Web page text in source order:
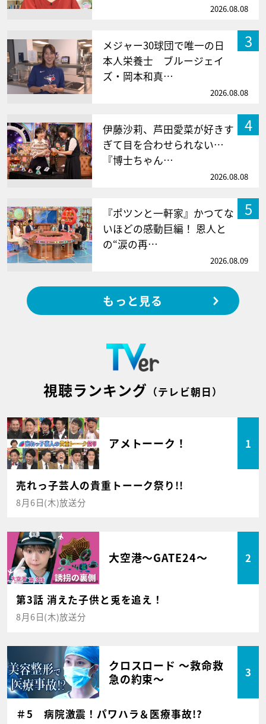
2026.08.08
3
メジャー30球団で唯一の日
本人栄養士 ブルージェイ
ズ・岡本和真…
2026.08.08
4
伊藤沙莉、芦田愛菜が好きす
ぎて目を合わせられない…
『博士ちゃん…
2026.08.08
5
『ポツンと一軒家』かつてな
いほどの感動巨編！ 恩人と
の“涙の再…
2026.08.09
もっと見る
視聴ランキング （テレビ朝日）
アメトーーク！ 1
売れっ子芸人の貴重トーーク祭り!!
8月6日(木)放送分
大空港～GATE24～ 2
第3話 消えた子供と兎を追え！
8月6日(木)放送分
クロスロード ～救命救
急の約束～
3
＃5 病院激震！パワハラ＆医療事故!?